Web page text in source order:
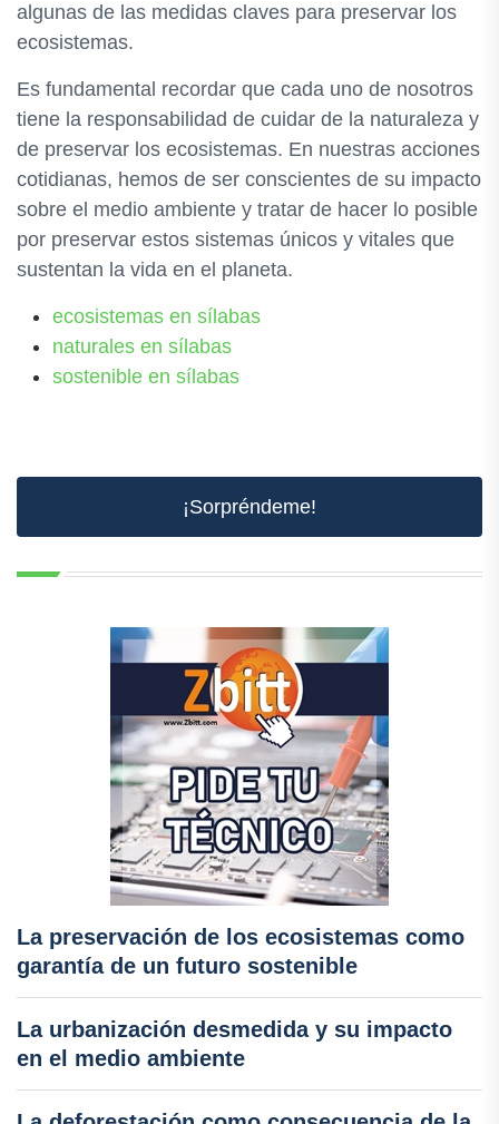
algunas de las medidas claves para preservar los
ecosistemas.
Es fundamental recordar que cada uno de nosotros
tiene la responsabilidad de cuidar de la naturaleza y
de preservar los ecosistemas. En nuestras acciones
cotidianas, hemos de ser conscientes de su impacto
sobre el medio ambiente y tratar de hacer lo posible
por preservar estos sistemas únicos y vitales que
sustentan la vida en el planeta.
ecosistemas en sílabas
naturales en sílabas
sostenible en sílabas
¡Sorpréndeme!
La preservación de los ecosistemas como
garantía de un futuro sostenible
La urbanización desmedida y su impacto
en el medio ambiente